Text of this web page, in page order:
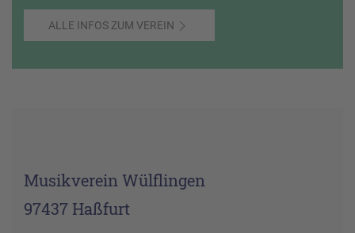
ALLE INFOS ZUM VEREIN
Musikverein Wülflingen
97437 Haßfurt